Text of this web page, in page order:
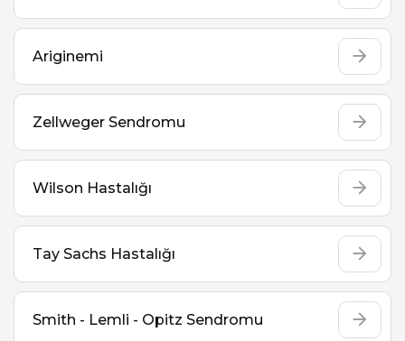
Ariginemi
Zellweger Sendromu
Wilson Hastalığı
Tay Sachs Hastalığı
Smith - Lemli - Opitz Sendromu